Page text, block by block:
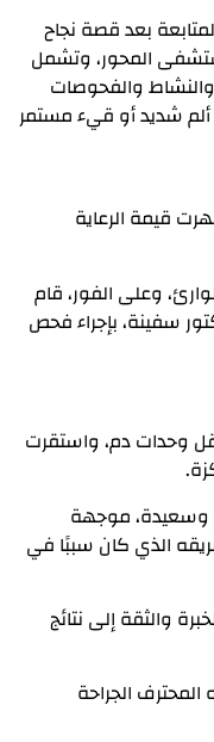
بعد قصة نجاح
المحور، وتشمل
والنشاط والفحوصات
ألم شديد أو قيء مستمر
قیمة الرعایة
وعلى الفور، قام
سفینة، بإجراء فحص
وحدات دم، واستقرت
وسعیدة، موجھة
الذي كان سببًا في
والثقة إلى نتائج
المحترف الجراحة